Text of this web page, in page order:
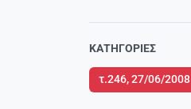
ΚΑΤΗΓΟΡΊΕΣ
τ.246, 27/06/2008